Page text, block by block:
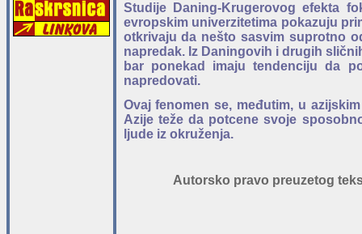
Studije Daning-Krugerovog efekta
evropskim univerzitetima pokazuju
otkrivaju da nešto sasvim suprotno
napredak. Iz Daningovih i drugih
bar ponekad imaju tendenciju da
napredovati.
Ovaj fenomen se, međutim, u
Azije teže da potcene svoje
ljude iz okruženja.
Autorsko pravo preuzetog